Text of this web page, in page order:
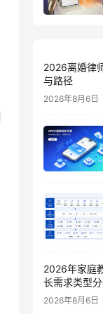
2026离婚律
与路径
2026年8月6日
2026年家庭
长需求类型
2026年8月6日